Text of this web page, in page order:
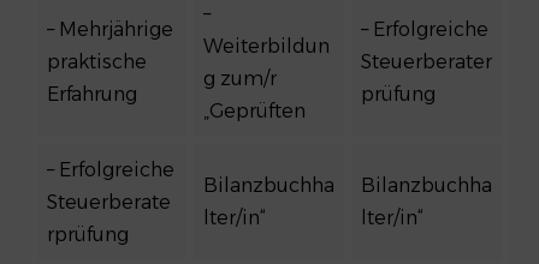
– Mehrjährige
praktische
Erfahrung
–
Weiterbildun
g zum/r
„Geprüften
– Erfolgreiche
Steuerberater
prüfung
– Erfolgreiche
Steuerberate
rprüfung
Bilanzbuchha
lter/in“
Bilanzbuchha
lter/in“